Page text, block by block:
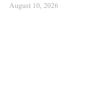
August 10, 2026